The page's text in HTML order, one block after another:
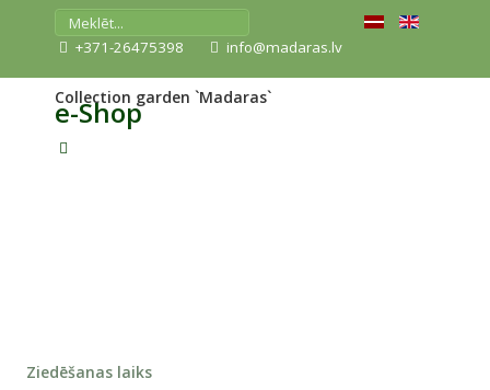
+371-26475398 info@madaras.lv
e-Shop
Collection garden `Madaras`
Ziedēšanas laiks